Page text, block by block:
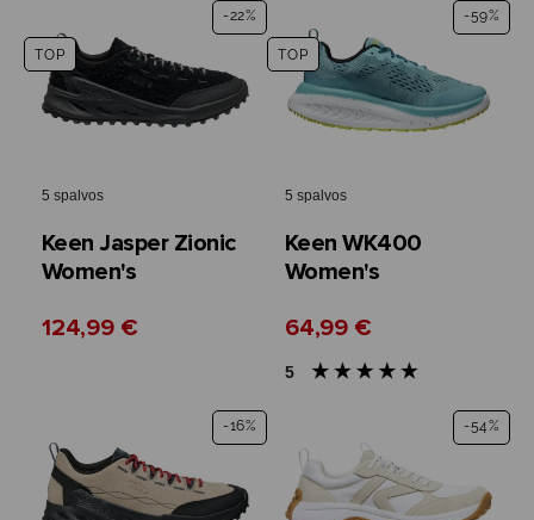
-22%
TOP
5 spalvos
Keen Jasper Zionic
Women's
124,99 €
-59%
TOP
5 spalvos
Keen WK400
Women's
64,99 €
5
-16% -54%